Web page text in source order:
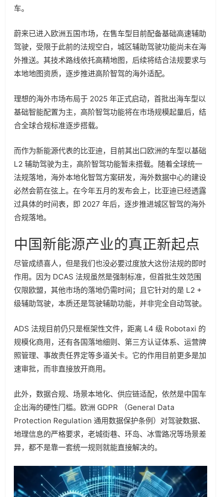
车。
蔚来已进入欧洲五国市场，在售车型目前配备基础高速辅助
驾驶，受限于此前的法规空白，城区辅助驾驶功能尚未在海
外推送。其技术路线依托高精地图，后续将结合法规要求与
本地地图资质，逐步推进高阶智驾的海外适配。
理想的海外市场布局于 2025 年正式启动，首批出海车型以
基础智能配置为主，高阶智驾功能将在市场规模起量后，结
合全球合规标准逐步搭载。
而作为新能源代表的比亚迪，目前其出口欧洲的车型以基础
L2 辅助驾驶为主，高阶智驾功能暂未搭载。随着全球统一
法规落地，海外本地化智驾方案研发，海外数据中心的建设
必然会箭在弦上。在今年五月的发布会上，比亚迪已经透露
过具体的时间表，即 2027 年后，逐步推进城区智驾的海外
合规落地。
中国新能源产业的真正新起点
尽管成绩喜人，但是我们也没必要过度放大这份法规的即时
作用。因为 DCAS 法规虽然是强制标准，但首批生效范围
仅限欧盟，其他市场的落地仍需时间；且它针对的是 L2 +
级辅助驾驶，本质还是驾驶辅助功能，并非完全自动驾驶。
ADS 法规目前仍只是框架性文件，距离 L4 级 Robotaxi 的
规模化商用，还有各国落地细则、第三方认证体系、运营牌
照管理、事故责任界定等多道关卡。它的作用目前更多是加
速审批，而非直接放开商用。
此外，数据合规、场景本地化、供应链适配，依然是中国车
企出海的硬性门槛。欧洲 GDPR （General Data
Protection Regulation 通用数据保护条例）对驾驶数据、
地理信息的严格要求，老城街巷、环岛、冰雪路况等场景差
异，都不是靠一套统一规则就能直接解决的。